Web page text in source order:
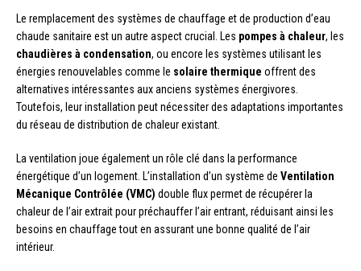
Le remplacement des systèmes de chauffage et de production d’eau
chaude sanitaire est un autre aspect crucial. Les pompes à chaleur, les
chaudières à condensation, ou encore les systèmes utilisant les
énergies renouvelables comme le solaire thermique offrent des
alternatives intéressantes aux anciens systèmes énergivores.
Toutefois, leur installation peut nécessiter des adaptations importantes
du réseau de distribution de chaleur existant.
La ventilation joue également un rôle clé dans la performance
énergétique d’un logement. L’installation d’un système de Ventilation
Mécanique Contrôlée (VMC) double flux permet de récupérer la
chaleur de l’air extrait pour préchauffer l’air entrant, réduisant ainsi les
besoins en chauffage tout en assurant une bonne qualité de l’air
intérieur.